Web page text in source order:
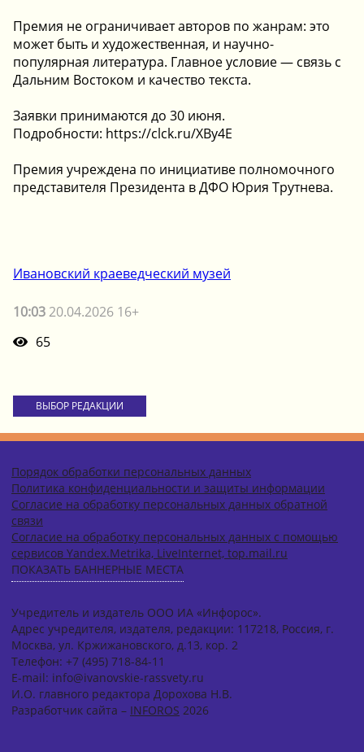
Премия не ограничивает авторов по жанрам: это
может быть и художественная, и научно-
популярная литература. Главное условие — связь с
Дальним Востоком и качество текста.
Заявки принимаются до 30 июня.
Подробности: https://clck.ru/XBy4E
Премия учреждена по инициативе полномочного
представителя Президента в ДФО Юрия Трутнева.
Ивановский краеведческий музей
10:03 20.04.2026 16+
65
ВЫБОР РЕДАКЦИИ
Порядок обработки персональных данных
Политика конфиденциальности и защиты информации
Согласие на обработку персональных данных обратной
связи
Согласие на обработку персональных данных с помощью
сервисов Yandex.Metrika, LiveInternet, top.mail.ru
ПОКАЗАТЬ БАННЕРНЫЕ МЕСТА
Учредитель и издатель ООО ИА «Инфорос».
Адрес учредителя, издателя, редакции: 117218, Россия, г.
Москва, ул. Кржижановского, д.13, кор. 2
Телефон: +7 (495) 718-84-11
E-mail: info@ivanovskie-rassvety.ru
И.О. главного редактора Дорохова Н.В.
Разработчик сайта – INFOROS 2026